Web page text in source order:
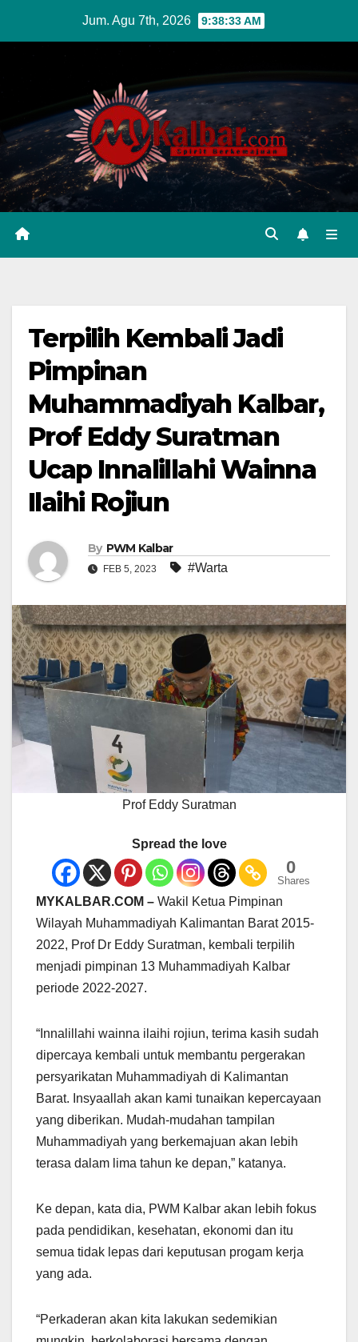
Jum. Agu 7th, 2026 9:38:34 AM
Terpilih Kembali Jadi
Pimpinan
Muhammadiyah Kalbar,
Prof Eddy Suratman
Ucap Innalillahi Wainna
Ilaihi Rojiun
By PWM Kalbar
FEB 5, 2023 #Warta
Prof Eddy Suratman
Spread the love
0
Shares
MYKALBAR.COM – Wakil Ketua Pimpinan
Wilayah Muhammadiyah Kalimantan Barat 2015-
2022, Prof Dr Eddy Suratman, kembali terpilih
menjadi pimpinan 13 Muhammadiyah Kalbar
periode 2022-2027.
“Innalillahi wainna ilaihi rojiun, terima kasih sudah
dipercaya kembali untuk membantu pergerakan
persyarikatan Muhammadiyah di Kalimantan
Barat. Insyaallah akan kami tunaikan kepercayaan
yang diberikan. Mudah-mudahan tampilan
Muhammadiyah yang berkemajuan akan lebih
terasa dalam lima tahun ke depan,” katanya.
Ke depan, kata dia, PWM Kalbar akan lebih fokus
pada pendidikan, kesehatan, ekonomi dan itu
semua tidak lepas dari keputusan progam kerja
yang ada.
“Perkaderan akan kita lakukan sedemikian